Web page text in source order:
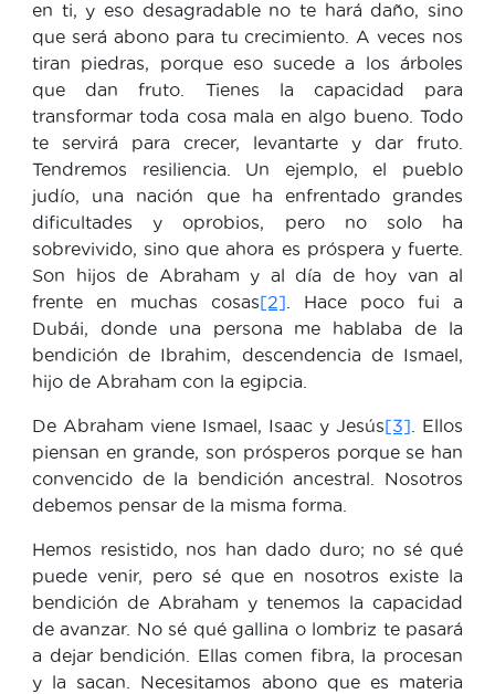
en ti, y eso desagradable no te hará daño, sino
que será abono para tu crecimiento. A veces nos
tiran piedras, porque eso sucede a los árboles
que dan fruto. Tienes la capacidad para
transformar toda cosa mala en algo bueno. Todo
te servirá para crecer, levantarte y dar fruto.
Tendremos resiliencia. Un ejemplo, el pueblo
judío, una nación que ha enfrentado grandes
dificultades y oprobios, pero no solo ha
sobrevivido, sino que ahora es próspera y fuerte.
Son hijos de Abraham y al día de hoy van al
frente en muchas cosas[2] . Hace poco fui a
Dubái, donde una persona me hablaba de la
bendición de Ibrahim, descendencia de Ismael,
hijo de Abraham con la egipcia.
De Abraham viene Ismael, Isaac y Jesús[3] . Ellos
piensan en grande, son prósperos porque se han
convencido de la bendición ancestral. Nosotros
debemos pensar de la misma forma.
Hemos resistido, nos han dado duro; no sé qué
puede venir, pero sé que en nosotros existe la
bendición de Abraham y tenemos la capacidad
de avanzar. No sé qué gallina o lombriz te pasará
a dejar bendición. Ellas comen fibra, la procesan
y la sacan. Necesitamos abono que es materia